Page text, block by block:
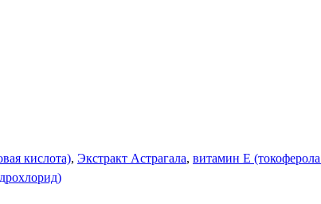
кислота), Экстракт Астрагала, витамин Е (токоферола